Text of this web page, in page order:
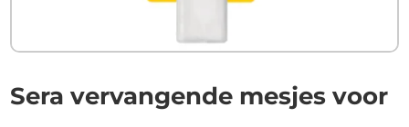
Sera vervangende mesjes voor